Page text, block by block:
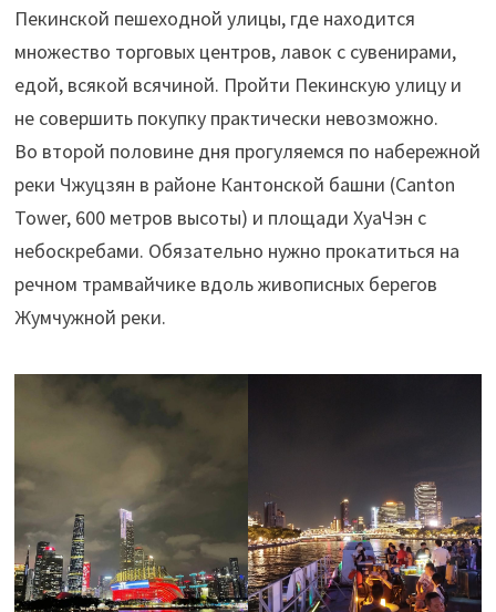
Пекинской пешеходной улицы, где находится
множество торговых центров, лавок с сувенирами,
едой, всякой всячиной. Пройти Пекинскую улицу и
не совершить покупку практически невозможно.
Во второй половине дня прогуляемся по набережной
реки Чжуцзян в районе Кантонской башни (Canton
Tower, 600 метров высоты) и площади ХуаЧэн с
небоскребами. Обязательно нужно прокатиться на
речном трамвайчике вдоль живописных берегов
Жумчужной реки.